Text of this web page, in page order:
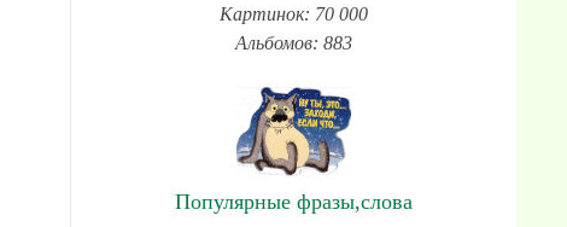
Картинок: 70 000
Альбомов: 883
Популярные фразы,слова